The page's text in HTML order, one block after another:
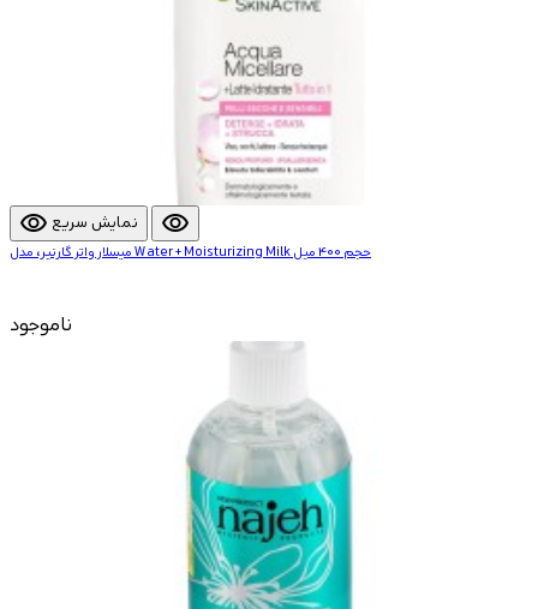
visibility نمایش سریع visibility
میسلار واتر گارنیر، مدل Water + Moisturizing Milk حجم 400 میل
ناموجود